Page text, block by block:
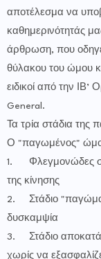
αποτέλεσμα να
καθημερινότητάς
άρθρωση, που
θύλακου του ώμου
ειδικοί από την ΙΒ’
General.
Τα τρία στάδια της
Ο "παγωμένος" ώμος
1.
Φλεγμονώδες
της κίνησης
2.
Στάδιο
δυσκαμψία
3.
Στάδιο
χωρίς να